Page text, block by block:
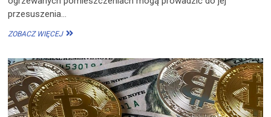
przesuszenia…
ZOBACZ WIĘCEJJAK
SKÓRĘ
ZIMĄ?